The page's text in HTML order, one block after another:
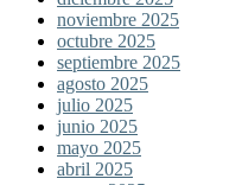
noviembre 2025
octubre 2025
septiembre 2025
agosto 2025
julio 2025
junio 2025
mayo 2025
abril 2025